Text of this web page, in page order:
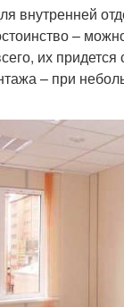
внутренней
–
их
– при